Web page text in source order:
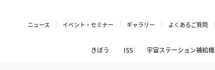
ニュース イベント・セミナー ギャラリー よくあるご質問
きぼう ISS 宇宙ステーション補給機